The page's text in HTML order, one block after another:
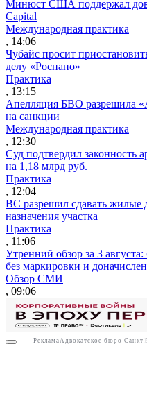
Минюст США поддержал
Capital
Международная практика
, 14:06
Чубайс просит
делу «Роснано»
Практика
, 13:15
Апелляция БВО разрешила
на санкции
Международная практика
, 12:30
Суд подтвердил законность
на 1,18 млрд руб.
Практика
, 12:04
ВС разрешил сдавать жилые
назначения участка
Практика
, 11:06
Утренний обзор за 3
без маркировки и
Обзор СМИ
, 09:06
Реклама Адвокатское бюро